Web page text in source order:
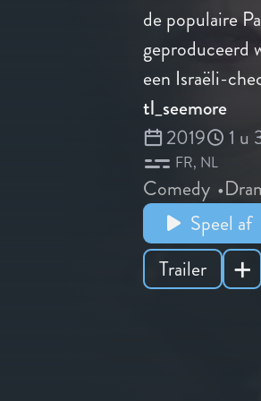
de populaire
geproduceerd
een Israëli-
tl_seemore
2019
1 u
FR NL
Comedy
Speel af
Trailer